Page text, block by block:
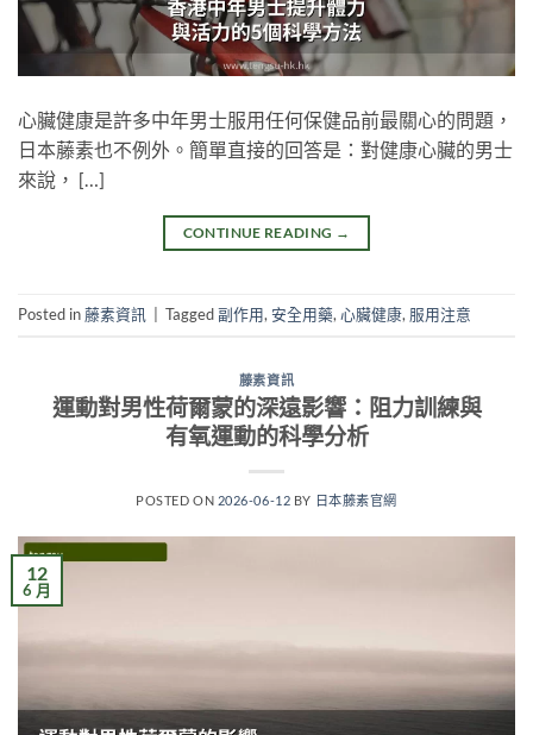
心臟健康是許多中年男士服用任何保健品前最關心的問題，
日本藤素也不例外。簡單直接的回答是：對健康心臟的男士
來說， […]
CONTINUE READING →
Posted in藤素資訊 Tagged副作用,安全用藥,心臟健康, 服用注意
藤素資訊
運動對男性荷爾蒙的深遠影響：阻力訓練與
有氧運動的科學分析
POSTED ON 2026-06-12 BY 日本藤素官網
12
6 月